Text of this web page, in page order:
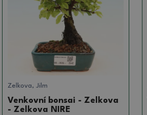
Zelkova, Jilm
Venkovní bonsai - Zelkova
- Zelkova NIRE